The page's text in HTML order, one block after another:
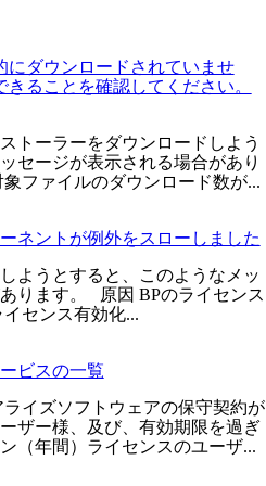
にダウンロードされていませ
ることを確認してください。
トーラーをダウンロードしよう
セージが表示される場合があり
ファイルのダウンロード数が...
ネントが例外をスローしました
ようとすると、このようなメッ
ります。 原因 BPのライセンス
センス有効化...
ビスの一覧
イズソフトウェアの保守契約が
ザー様、及び、有効期限を過ぎ
（年間）ライセンスのユーザ...